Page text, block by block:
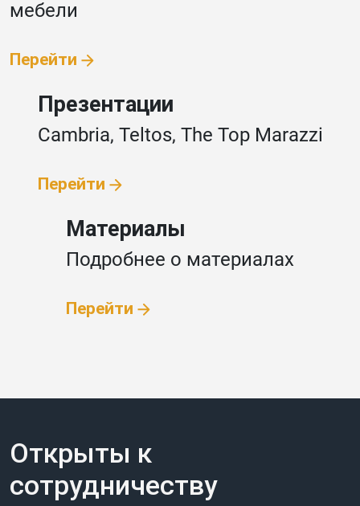
мебели
Перейти
Презентации
Cambria, Teltos, The Top Marazzi
Перейти
Материалы
Подробнее о материалах
Перейти
Открыты к
сотрудничеству